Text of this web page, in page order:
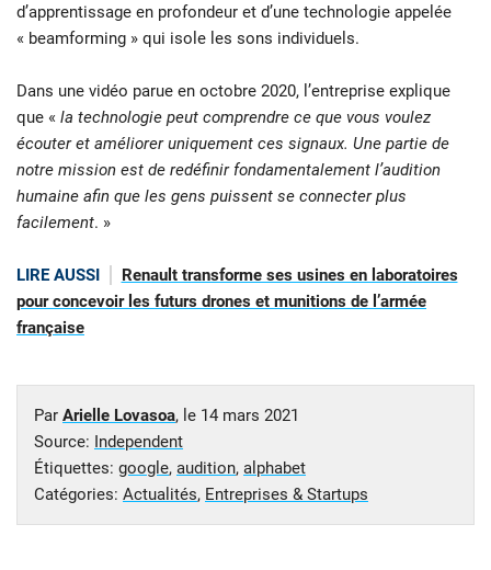
d’apprentissage en profondeur et d’une technologie appelée
« beamforming » qui isole les sons individuels.
Dans une vidéo parue en octobre 2020, l’entreprise explique
que « la technologie peut comprendre ce que vous voulez
écouter et améliorer uniquement ces signaux. Une partie de
notre mission est de redéfinir fondamentalement l’audition
humaine afin que les gens puissent se connecter plus
facilement. »
LIRE AUSSI
Renault transforme ses usines en laboratoires
pour concevoir les futurs drones et munitions de l’armée
française
Par Arielle Lovasoa, le 14 mars 2021
Source: Independent
Étiquettes: google, audition, alphabet
Catégories: Actualités, Entreprises & Startups